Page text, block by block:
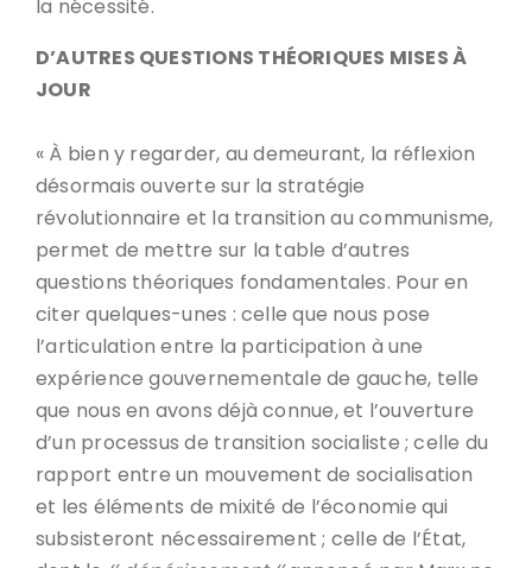
la nécessité.
D’AUTRES QUESTIONS THÉORIQUES MISES À
JOUR
« À bien y regarder, au demeurant, la réflexion
désormais ouverte sur la stratégie
révolutionnaire et la transition au communisme,
permet de mettre sur la table d’autres
questions théoriques fondamentales. Pour en
citer quelques-unes : celle que nous pose
l’articulation entre la participation à une
expérience gouvernementale de gauche, telle
que nous en avons déjà connue, et l’ouverture
d’un processus de transition socialiste ; celle du
rapport entre un mouvement de socialisation
et les éléments de mixité de l’économie qui
subsisteront nécessairement ; celle de l’État,